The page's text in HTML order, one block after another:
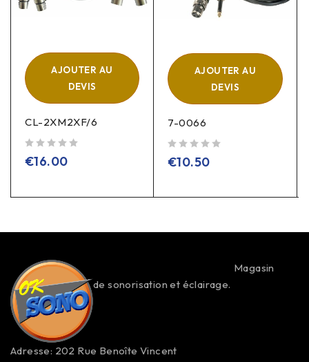
AJOUTER AU
DEVIS
CL-2XM2XF/6
€16.00
AJOUTER AU
DEVIS
7-0066
€10.50
Magasin
de sonorisation et éclairage.
Adresse: 202 Rue Benoîte Vincent